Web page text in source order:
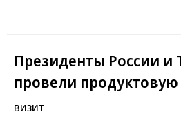
Президенты России и
провели продуктовую
визит